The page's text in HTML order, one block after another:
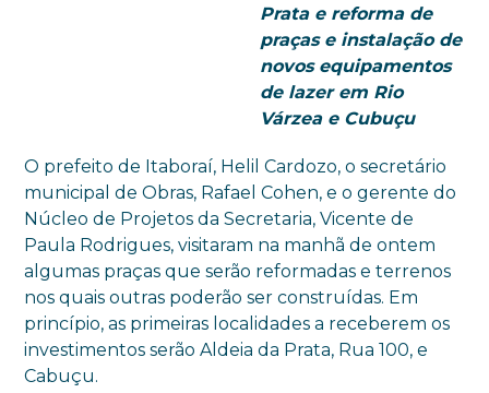
Prata e reforma de
praças e instalação de
novos equipamentos
de lazer em Rio
Várzea e Cubuçu
O prefeito de Itaboraí, Helil Cardozo, o secretário
municipal de Obras, Rafael Cohen, e o gerente do
Núcleo de Projetos da Secretaria, Vicente de
Paula Rodrigues, visitaram na manhã de ontem
algumas praças que serão reformadas e terrenos
nos quais outras poderão ser construídas. Em
princípio, as primeiras localidades a receberem os
investimentos serão Aldeia da Prata, Rua 100, e
Cabuçu.